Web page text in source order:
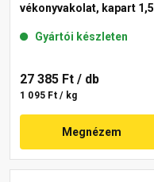
vékonyvakolat, kapart 1,5
Gyártói készleten
27 385 Ft / db
1 095 Ft / kg
Megnézem